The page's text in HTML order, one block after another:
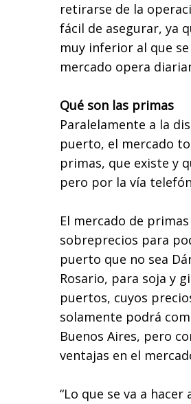
retirarse de la
fácil de asegurar, ya
muy inferior al que
mercado opera
Qué son las primas
Paralelamente a la
puerto, el mercado
primas, que existe y
pero por la vía
El mercado de
sobreprecios para
puerto que no sea
Rosario, para soja y
puertos, cuyos
solamente podrá
Buenos Aires, pero
ventajas en el
“Lo que se va a